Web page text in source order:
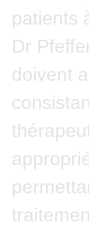
patients
Dr
doivent